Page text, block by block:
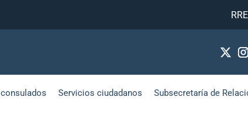
Servicios ciudadanos Subsecretaría de